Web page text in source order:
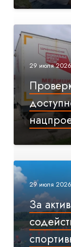
29 июля 2026
29 июля
За